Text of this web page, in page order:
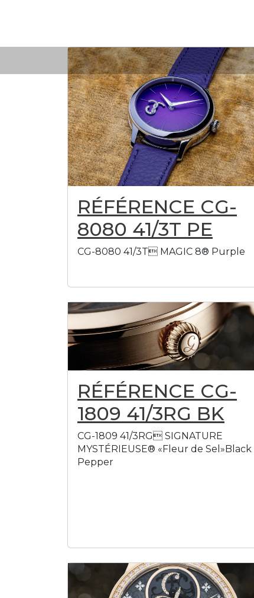
RÉFÉRENCE CG-
8080 41/3T PE
CG-8080 41/3T MAGIC 8® Purple
RÉFÉRENCE CG-
1809 41/3RG BK
CG-1809 41/3RG SIGNATURE
MYSTÉRIEUSE® «Fleur de Sel»Black
Pepper